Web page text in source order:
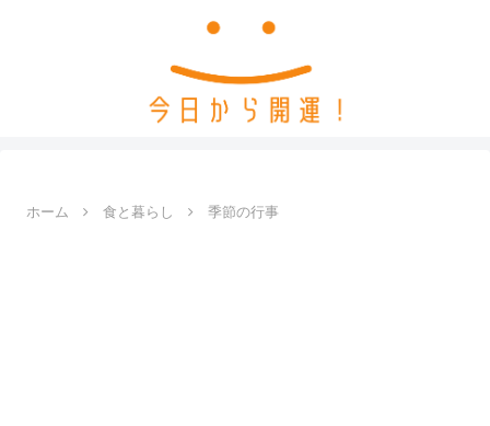
ホーム 食と暮らし 季節の行事